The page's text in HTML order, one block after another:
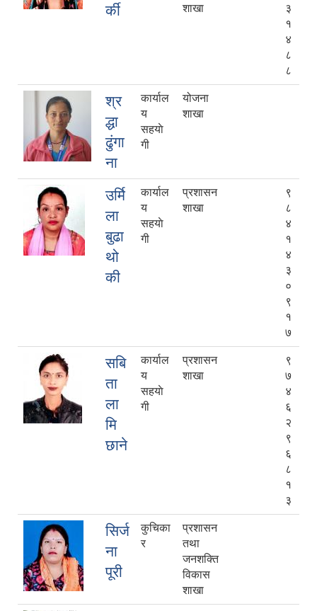
र्की
शाखा
३
१
४
८
८
श्र
द्धा
ढुंगा
ना
कार्याल
य
सहयाे
गी
योजना
शाखा
उर्मि
ला
बुढा
थो
की
कार्याल
य
सहयाे
गी
प्रशासन
शाखा
९
८
४
१
४
३
०
९
१
७
सबि
ता
ला
मि
छाने
कार्याल
य
सहयाे
गी
प्रशासन
शाखा
९
७
४
६
२
९
६
८
१
३
सिर्ज
ना
पूरी
कुचिका
र
प्रशासन
तथा
जनशक्ति
विकास
शाखा